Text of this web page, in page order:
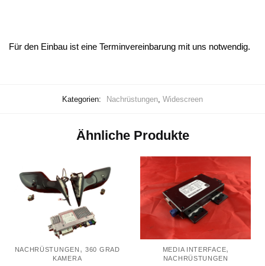
Für den Einbau ist eine Terminvereinbarung mit uns notwendig.
Kategorien: Nachrüstungen Widescreen
Ähnliche Produkte
NACHRÜSTUNGEN ,360 GRAD
KAMERA
MEDIA INTERFACE,
NACHRÜSTUNGEN